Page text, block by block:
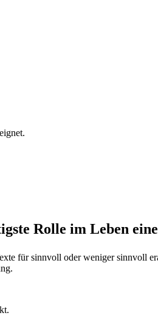
Rolle im Leben
für sinnvoll oder weniger sinnvoll